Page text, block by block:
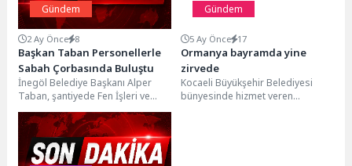
Gündem
2 Ay Önce 8
Başkan Taban Personellerle
Sabah Çorbasında Buluştu
İnegöl Belediye Başkanı Alper
Taban, şantiyede Fen İşleri ve
Park Bahçeler Müdürlüklerine
bağlı personellerle bir...
Gündem
5 Ay Önce 17
Ormanya bayramda yine
zirvede
Kocaeli Büyükşehir Belediyesi
bünyesinde hizmet veren